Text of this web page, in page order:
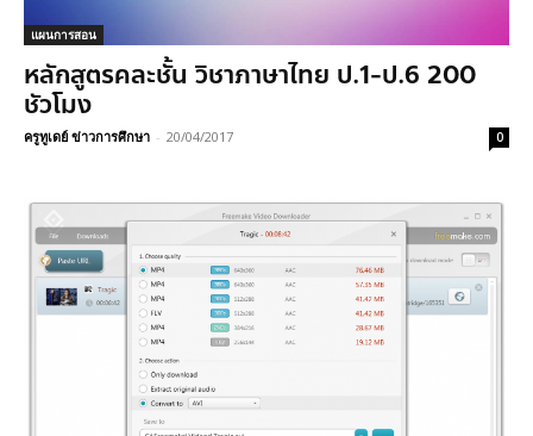
แผนการสอน
หลักสูตรคละชั้น วิชาภาษาไทย ป.1-ป.6 200
ชัวโมง
ครูทูเดย์ ข่าวการศึกษา - 20/04/2017 0